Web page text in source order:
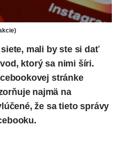
mali by ste si dať
ktorý sa nimi šíri.
stránke
najmä na
že sa tieto správy